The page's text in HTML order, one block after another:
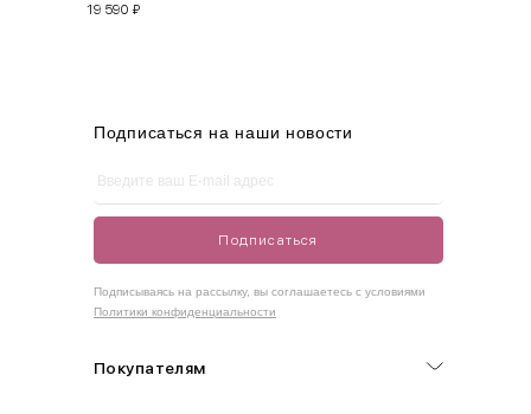
19 590 ₽
42-50
Как правильно себя обмерить
Измеряется по самым выступающим точкам.
Покупателям
Подписаться на наши новости
Подписаться
Подписываясь на рассылку, вы соглашаетесь с условиями
Политики конфиденциальности